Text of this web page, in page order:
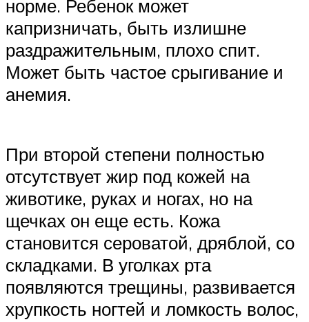
норме. Ребенок может
капризничать, быть излишне
раздражительным, плохо спит.
Может быть частое срыгивание и
анемия.
При второй степени полностью
отсутствует жир под кожей на
животике, руках и ногах, но на
щечках он еще есть. Кожа
становится сероватой, дряблой, со
складками. В уголках рта
появляются трещины, развивается
хрупкость ногтей и ломкость волос,